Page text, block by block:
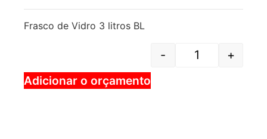
Frasco de Vidro 3 litros BL
-
+
Adicionar o orçamento